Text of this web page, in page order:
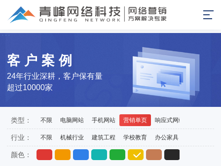
24年行业深耕，客户保有量
超过10000家
客户案例
类型： 不限 电脑网站 手机网站 营销单页 响应式网站
行业： 不限 机械行业 建筑工程 学校教育 办公家具
颜色：